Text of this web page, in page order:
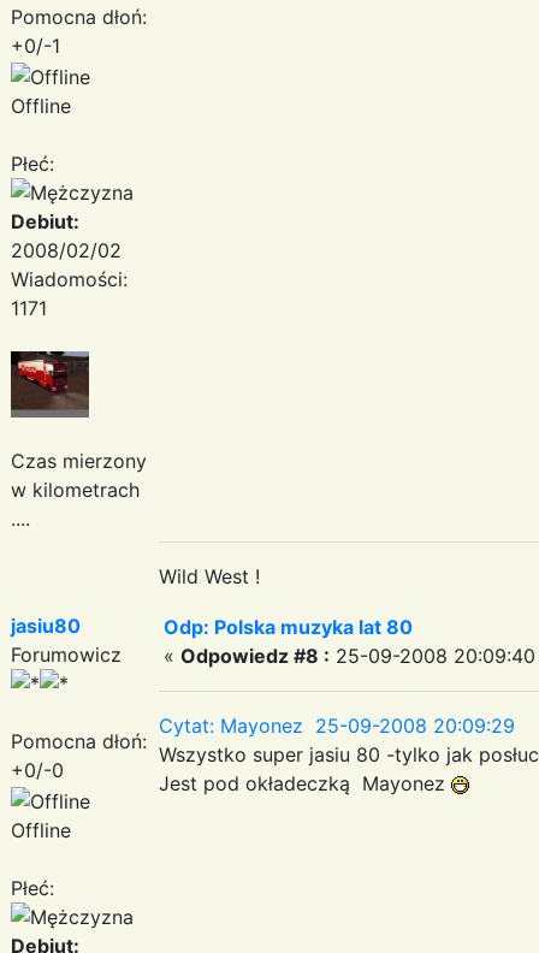
Pomocna dłoń:
+0/-1
Offline
Płeć:
Debiut:
2008/02/02
Wiadomości:
1171
Czas mierzony
w kilometrach
....
Wild West !
jasiu80
Forumowicz
Pomocna dłoń:
+0/-0
Offline
Płeć:
Debiut:
Odp: Polska muzyka lat 80
« Odpowiedz #8 : 25-09-2008 20:09:40
Cytat: Mayonez 25-09-2008 20:09:29
Wszystko super jasiu 80 -tylko jak
Jest pod okładeczką Mayonez